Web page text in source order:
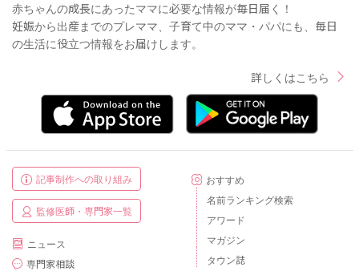
赤ちゃんの成長にあったママに必要な情報が毎日届く！
妊娠から出産までのプレママ、子育て中のママ・パパにも、毎日
の生活に役立つ情報をお届けします。
詳しくはこちら
記事制作への取り組み
監修医師・専門家一覧
ニュース
専門家相談
おすすめ
名前ランキング検索
アワード
マガジン
タウン誌